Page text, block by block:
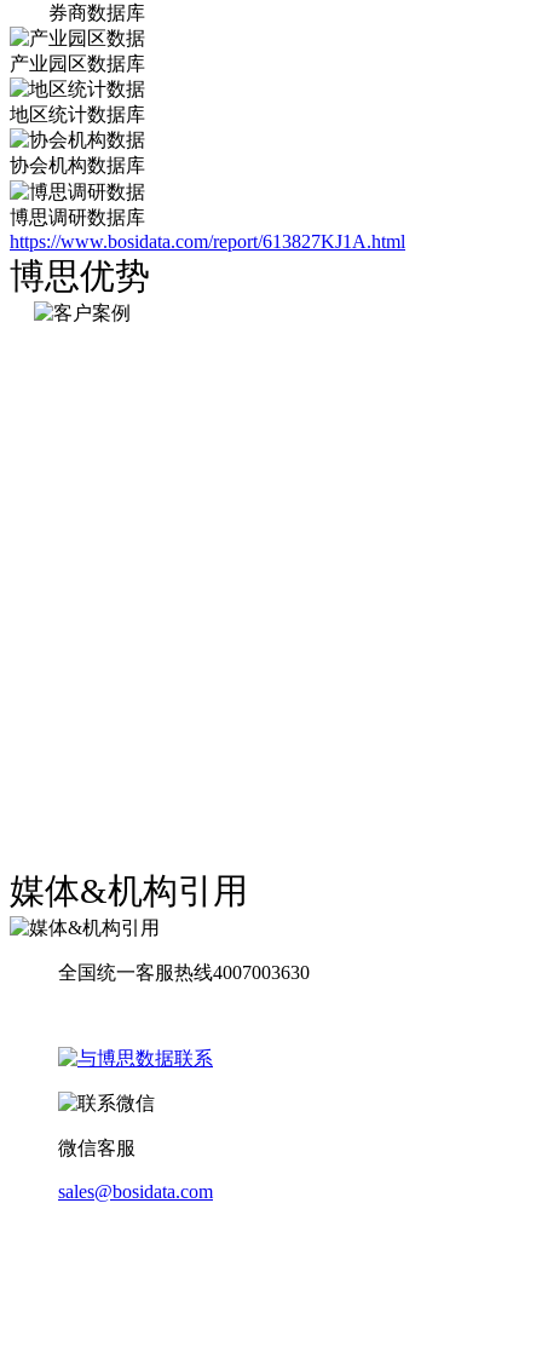
券商数据库
产业园区数据库
地区统计数据库
协会机构数据库
博思调研数据库
https://www.bosidata.com/report/613827KJ1A.html
博思优势
媒体&机构引用
全国统一客服热线4007003630
微信客服
sales@bosidata.com